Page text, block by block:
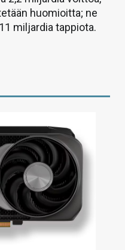
huomioitta; ne
miljardia tappiota.